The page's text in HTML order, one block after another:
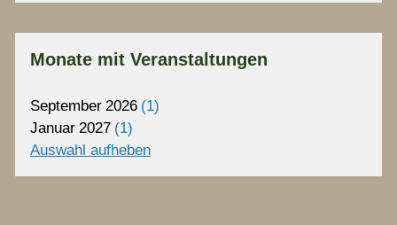
Monate mit Veranstaltungen
September 2026 1
Januar 2027 1
Auswahl aufheben